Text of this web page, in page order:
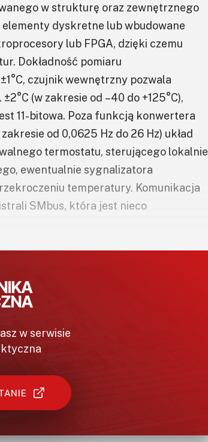
w strukturę oraz zewnętrznego
dyskretne lub wbudowane
lub FPGA, dzięki czemu
Dokładność pomiaru
czujnik wewnętrzny pozwala
(w zakresie od –40 do +125°C),
11-bitowa. Poza funkcją konwertera
od 0,0625 Hz do 26 Hz) układ
termostatu, sterującego lokalnie
ewentualnie sygnalizatora
temperatury. Komunikacja
SMbus, która jest nieco
w serwisie